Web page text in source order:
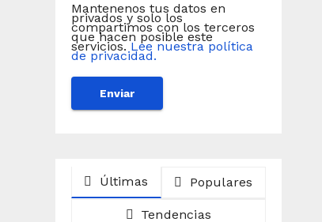
Mantenenos tus datos en
privados y solo los
compartimos con los terceros
que hacen posible este
servicios. Lee nuestra política
de privacidad.
Últimas Populares
Tendencias